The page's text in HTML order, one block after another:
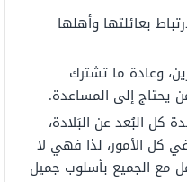
بعائلتها وأهلها
وعادة ما تشترك
يحتاج إلى المساعدة.
كل البُعد عن البَلادة،
كل الأمور، لذا فهي لا
مع الجميع بأسلوب جميل